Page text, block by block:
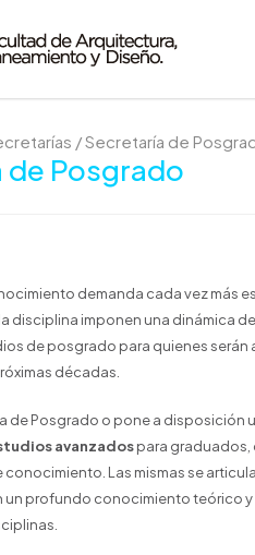
/Secretaría de
de Posgrado
demanda cada vez más
disciplina imponen una dinámica
de posgrado para quienes
décadas.
de Posgrado o pone a disposición
avanzadospara graduados,
Las mismas se
un profundo conocimiento teórico